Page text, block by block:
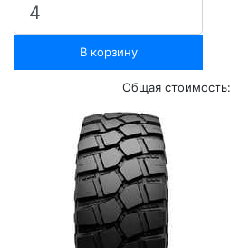
В корзину
Общая стоимость: